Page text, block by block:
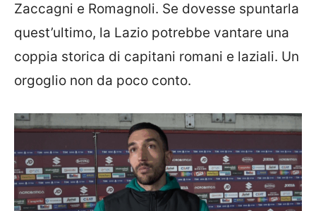
Zaccagni e Romagnoli. Se dovesse spuntarla
quest’ultimo, la Lazio potrebbe vantare una
coppia storica di capitani romani e laziali. Un
orgoglio non da poco conto.